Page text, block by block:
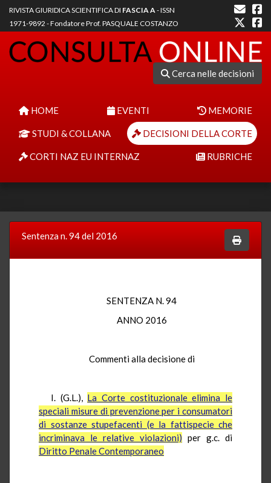
RIVISTA GIURIDICA SCIENTIFICA DI FASCIA A- ISSN
1971-9892 - Fondatore Prof. PASQUALE COSTANZO
Cerca nelle decisioni
HOME EVENTI MEMORIE
STUDI & COLLANA DECISIONI DELLA CORTE
CORTI NAZ EU INTERNAZ RUBRICHE
Sentenza n. 94 del 2016
SENTENZA N. 94
ANNO 2016
Commenti alla decisione di
I. (G.L.), La Corte costituzionale elimina le
speciali misure di prevenzione per i consumatori
di sostanze stupefacenti (e la fattispecie che
incriminava le relative violazioni) per g.c. di
Diritto Penale Contemporaneo